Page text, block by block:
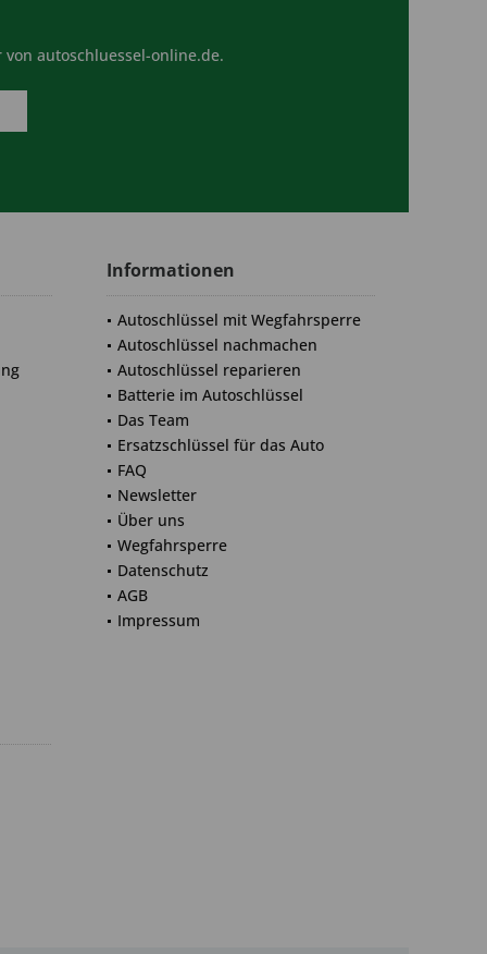
autoschluessel-online.de.
Informationen
Autoschlüssel mit Wegfahrsperre
Autoschlüssel nachmachen
Autoschlüssel reparieren
Batterie im Autoschlüssel
Das Team
Ersatzschlüssel für das Auto
FAQ
Newsletter
Über uns
Wegfahrsperre
Datenschutz
AGB
Impressum